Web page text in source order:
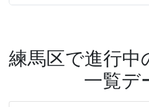
練馬区で進行中
一覧デ